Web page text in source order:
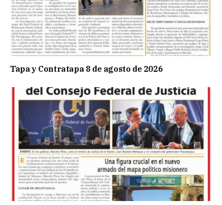
Tapa y Contratapa 8 de agosto de 2026